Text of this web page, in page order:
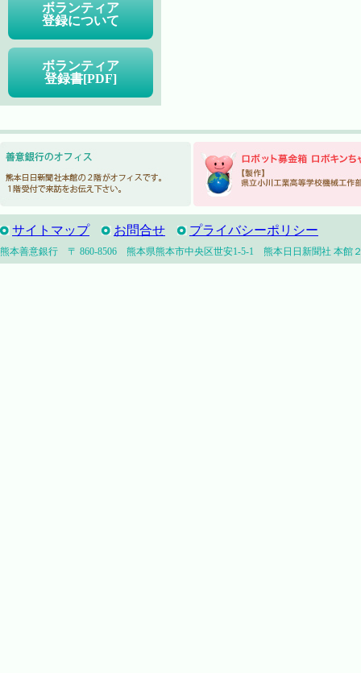
ボランティア
登録について
ボランティア
登録書[PDF]
サイトマップ お問合せ プライバシーポリシー
熊本善意銀行 〒 860-8506 熊本県熊本市中央区世安1-5-1 熊本日日新聞社 本館